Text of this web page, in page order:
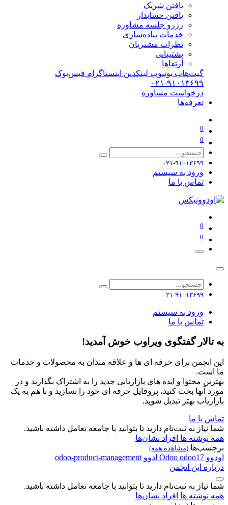
یافتن شریک
یافتن حسابدار
رزرو جلسه مشاوره
خدمات پیاده‌سازی
نظرات مشتریان
پشتیبانی
ارتقاها
گیت‌هاب یوتیوب لینکدین اینستاگرام فیس‌بوک
۰۲۱-۹۱۰۱۳۶۹۹
درخواست مشاوره
تعرفه‌ها
0
0
۰۲۱-۹۱۰۱۳۶۹۹
ورود به سیستم
تماس با ما
0
0
۰۲۱-۹۱۰۱۳۶۹۹
ورود به سیستم
تماس با ما
به تالار گفتگوی ویراوب خوش آمدید!
این انجمن برای حرفه ای ها و علاقه مندان به محصولات و خدمات
ما است.
بهترین محتوا و ایده های بازاریابی جدید را به اشتراک بگذارید و در
مورد آنها بحث کنید، پروفایل حرفه ای خود را بسازید و با هم به یک
بازاریاب بهتر تبدیل شوید.
تماس با ما
شما نیاز به ثبت‌نام دارید تا بتوانید با جامعه تعامل داشته باشید.
همه نوشته ها افراد نشان‌ها
برچسب‌ها (مشاهده همه)
اودوو Odoo odoo17 ادوو odoo-product-management
درباره این انجمن
شما نیاز به ثبت‌نام دارید تا بتوانید با جامعه تعامل داشته باشید.
همه نوشته ها افراد نشان‌ها